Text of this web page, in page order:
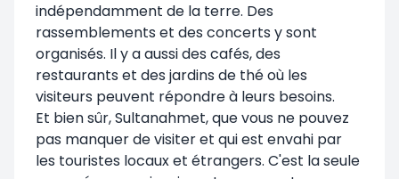
indépendamment de la terre. Des
rassemblements et des concerts y sont
organisés. Il y a aussi des cafés, des
restaurants et des jardins de thé où les
visiteurs peuvent répondre à leurs besoins.
Et bien sûr, Sultanahmet, que vous ne pouvez
pas manquer de visiter et qui est envahi par
les touristes locaux et étrangers. C'est la seule